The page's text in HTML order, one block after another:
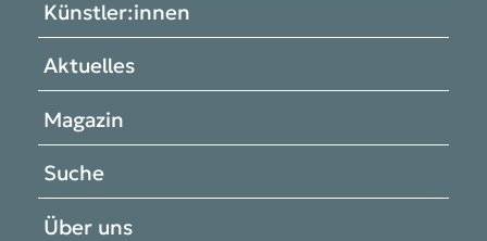
Künstler:innen
Aktuelles
Magazin
Suche
Über uns